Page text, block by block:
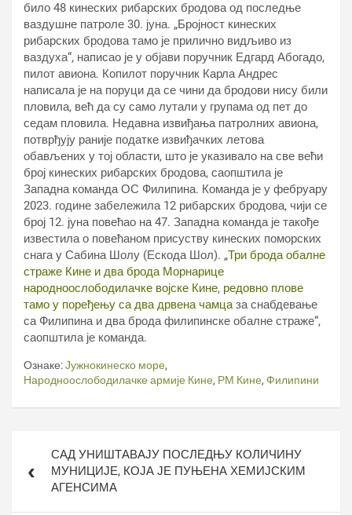
било 48 кинеских рибарских бродова од последње
ваздушне патроле 30. јуна. „Бројност кинеских
рибарских бродова тамо је прилично видљиво из
ваздуха“, написао је у објави поручник Едгард Абогадо,
пилот авиона. Копилот поручник Карла Андрес
написала је на поруци да се чини да бродови нису били
пловила, већ да су само лутали у групама од пет до
седам пловила. Недавна извиђања патролних авиона,
потврђују раније податке извиђачких летова
обављених у тој области, што је указивало на све већи
број кинеских рибарских бродова, саопштила је
Западна команда ОС Филипина. Команда је у фебруару
2023. године забележила 12 рибарских бродова, чији се
број 12. јуна повећао на 47. Западна команда је такође
известила о повећаном присуству кинеских поморских
снага у Сабина Шолу (Ескода Шол). „Три брода обалне
страже Кине и два брода Морнарице
народноослободилачке војске Кине, редовно плове
тамо у поређењу са два дрвена чамцаза снабдевање
са Филипина и два брода филипинске обалне страже“,
саопштила је команда.
Ознаке:Јужнокинеско море,
Народноослободилачке армије Кине, РМ Кине, Филипини
чланкаСАД УНИШТАВАЈУ ПОСЛЕДЊУ КОЛИЧИНУ
МУНИЦИЈЕ, КОЈА ЈЕ ПУЊЕНА ХЕМИЈСКИМ
АГЕНСИМА